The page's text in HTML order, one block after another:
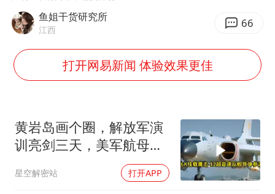
扎哈罗娃批广岛市长不提美国原子弹
泰国一女公务员妆容引争议 本人回应
多地要求领导干部带头休假
首次证实！“胶球”存在
村民谈“梅姨”：叫的其实是“媒姨”
关之琳否认与27岁模特的恋情
奋进开新局 实干挑大梁
鱼姐干货研究所
江西 66
打开网易新闻 体验效果更佳
黄岩岛画个圈，解放军演
训亮剑三天，美军航母从
星空解密站 打开APP